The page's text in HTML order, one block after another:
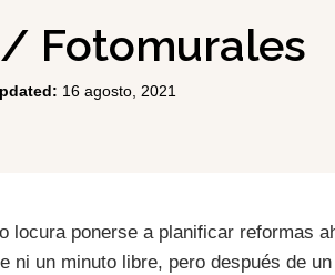
Fotomurales
16 agosto, 2021
locura ponerse a planificar reformas
ni un minuto libre, pero después de